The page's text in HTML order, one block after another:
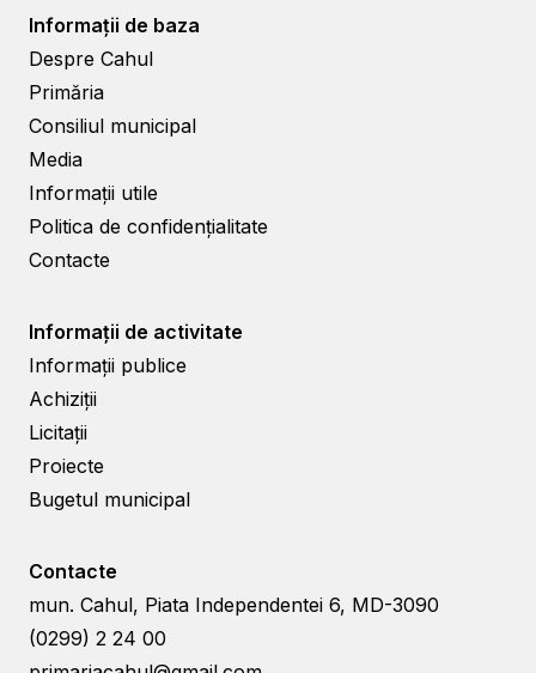
Informații de baza
Despre Cahul
Primăria
Consiliul municipal
Media
Informații utile
Politica de confidențialitate
Contacte
Informații de activitate
Informații publice
Achiziții
Licitații
Proiecte
Bugetul municipal
Contacte
mun. Cahul, Piata Independentei 6, MD-3090
(0299) 2 24 00